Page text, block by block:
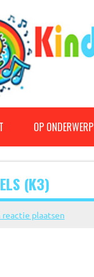
OP ONDERWERP
(K3)
reactie plaatsen